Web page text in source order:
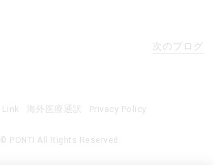
次のブログ
© PONTI All Rights Reserved.
Link 海外医療通訳 Privacy Policy